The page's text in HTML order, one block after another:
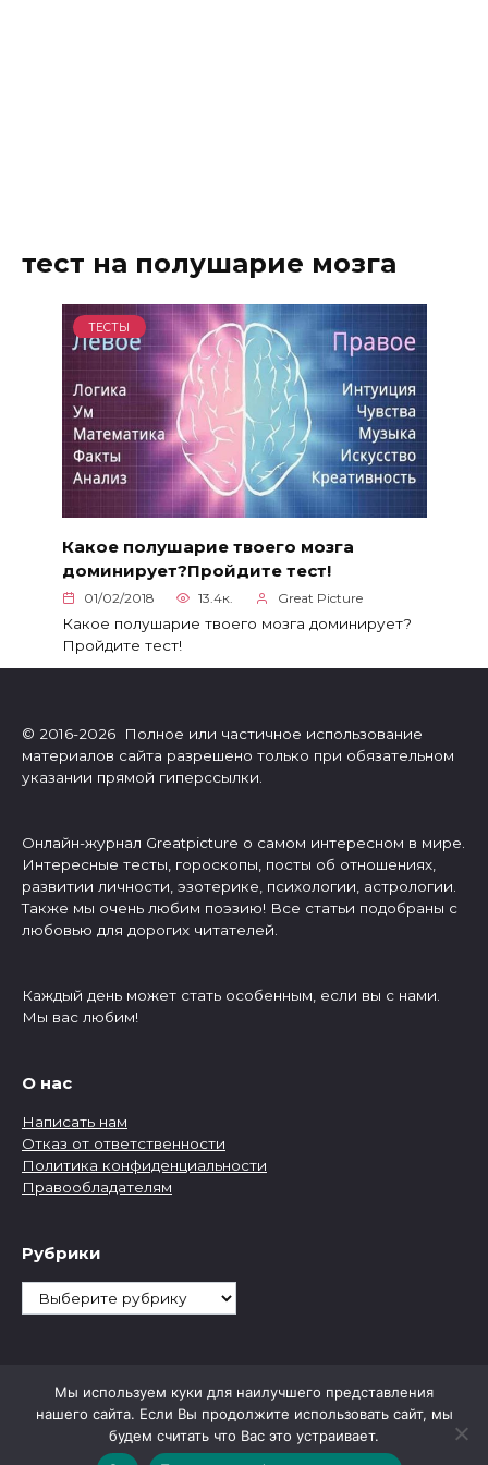
тест на полушарие мозга
ТЕСТЫ
Какое полушарие твоего мозга
доминирует?Пройдите тест!
01/02/2018 13.4к. Great Picture
Какое полушарие твоего мозга доминирует?
Пройдите тест!
© 2016-2026 Полное или частичное использование
материалов сайта разрешено только при обязательном
указании прямой гиперссылки.
Онлайн-журнал Greatpicture о самом интересном в мире.
Интересные тесты, гороскопы, посты об отношениях,
развитии личности, эзотерике, психологии, астрологии.
Также мы очень любим поэзию! Все статьи подобраны с
любовью для дорогих читателей.
Каждый день может стать особенным, если вы с нами.
Мы вас любим!
О нас
Написать нам
Отказ от ответственности
Политика конфиденциальности
Правообладателям
Рубрики
Рубрики
Мы используем куки для наилучшего представления
нашего сайта. Если Вы продолжите использовать сайт, мы
будем считать что Вас это устраивает.